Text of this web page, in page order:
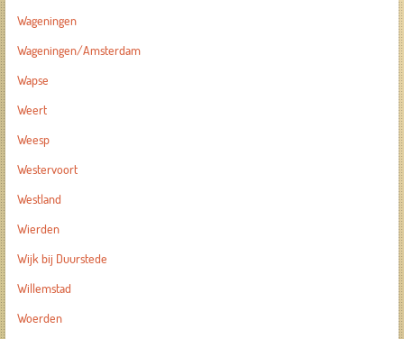
Wageningen
Wageningen/Amsterdam
Wapse
Weert
Weesp
Westervoort
Westland
Wierden
Wijk bij Duurstede
Willemstad
Woerden